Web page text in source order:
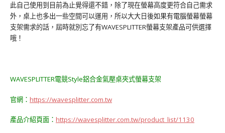
此自己使用到目前為止覺得還不錯，除了現在螢幕高度更符合自己需求
外，桌上也多出一些空間可以運用，所以大大日後如果有電腦螢幕螢幕
支架需求的話，屆時就別忘了有WAVESPLITTER螢幕支架產品可供選擇
哦！
WAVESPLITTER電競Style鋁合金氣壓桌夾式螢幕支架
官網： https://wavesplitter.com.tw
產品介紹頁面： https://wavesplitter.com.tw/product_list/1130